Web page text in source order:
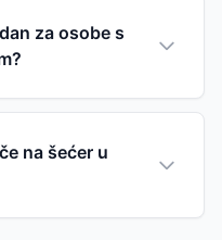
za osobe s
na šećer u